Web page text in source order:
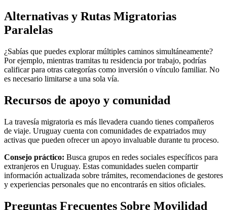
Alternativas y Rutas Migratorias
Paralelas
¿Sabías que puedes explorar múltiples caminos simultáneamente?
Por ejemplo, mientras tramitas tu residencia por trabajo, podrías
calificar para otras categorías como inversión o vínculo familiar. No
es necesario limitarse a una sola vía.
Recursos de apoyo y comunidad
La travesía migratoria es más llevadera cuando tienes compañeros
de viaje. Uruguay cuenta con comunidades de expatriados muy
activas que pueden ofrecer un apoyo invaluable durante tu proceso.
Consejo práctico: Busca grupos en redes sociales específicos para
extranjeros en Uruguay. Estas comunidades suelen compartir
información actualizada sobre trámites, recomendaciones de gestores
y experiencias personales que no encontrarás en sitios oficiales.
Preguntas Frecuentes Sobre Movilidad